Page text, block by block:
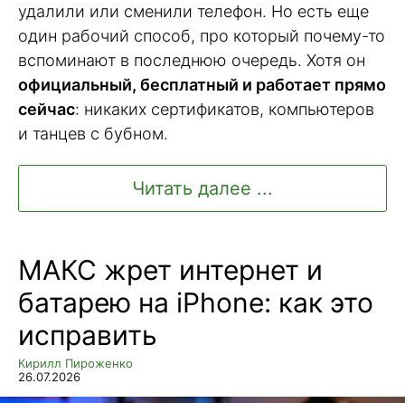
удалили или сменили телефон. Но есть еще
один рабочий способ, про который почему-то
вспоминают в последнюю очередь. Хотя он
официальный, бесплатный и работает прямо
сейчас: никаких сертификатов, компьютеров
и танцев с бубном.
Читать далее ...
МАКС жрет интернет и
батарею на iPhone: как это
исправить
Кирилл Пироженко
26.07.2026